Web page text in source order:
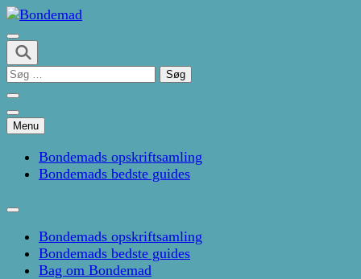
Skip
to
content
(Press
Enter)
Bondemad
Kage- og madblog af Pernille Janbæk
Søg
Menu
Bondemads opskriftsamling
Bondemads bedste guides
Bondemads opskriftsamling
Bondemads bedste guides
Bag om Bondemad